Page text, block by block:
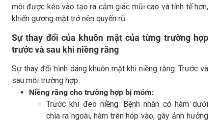
môi được kéo vào tạo ra cảm giác mũi cao và tính tế hơn,
khiến gương mặt trở nên quyến rũ.
Sự thay đổi của khuôn mặt của từng trường hợp
trước và sau khi niềng răng
Sự thay đổi hình dáng khuôn mặt khi niềng răng: Trước và
sau mỗi trường hợp
Niềng răng cho trường hợp bị móm:
Trước khi đeo niềng: Bệnh nhân có hàm dưới
chìa ra ngoài, hàm trên hóp vào, gây ảnh hưởng